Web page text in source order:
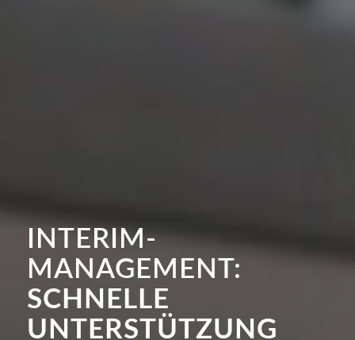
INTERIM-
MANAGEMENT:
SCHNELLE
UNTERSTÜTZUNG